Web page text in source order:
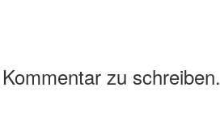
zu schreiben.